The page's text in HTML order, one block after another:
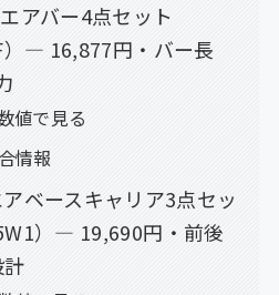
アバー4点セット
）— 16,877円・バー長
値で見る
情報
ベースキャリア3点セッ
）— 19,690円・前後